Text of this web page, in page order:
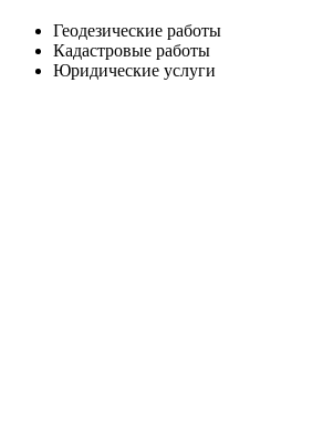
Геодезические работы
Кадастровые работы
Юридические услуги